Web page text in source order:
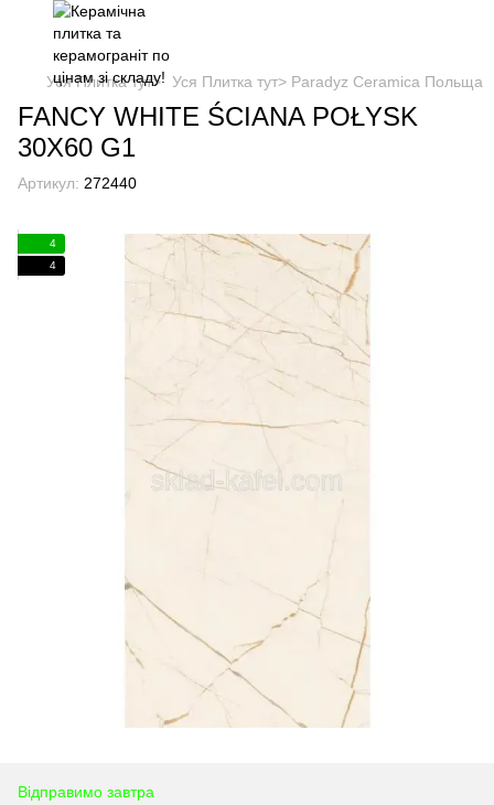
Уся Плитка тут> Уся Плитка тут> Paradyz Ceramica Польща
FANCY WHITE ŚCIANA POŁYSK
30X60 G1
Артикул: 272440
4
4
Відправимо завтра